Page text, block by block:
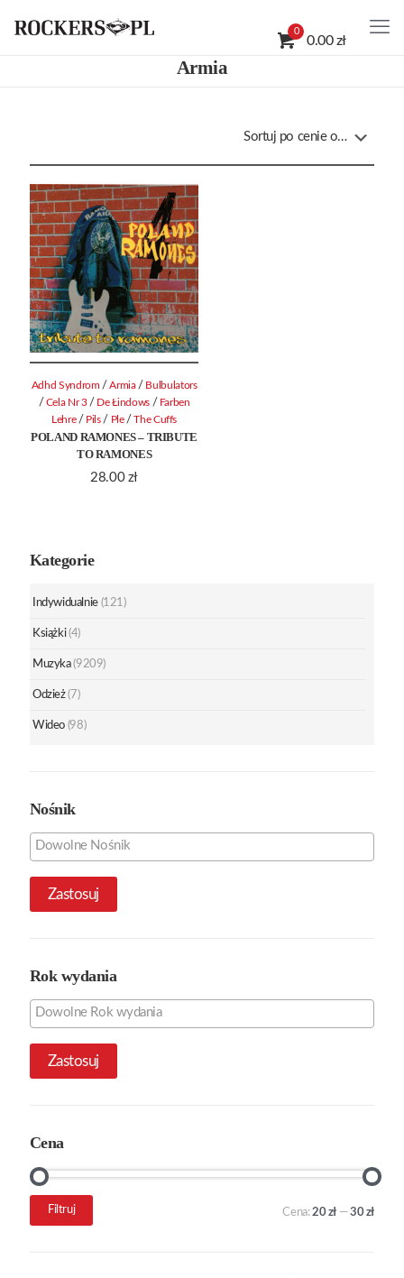
0
0.00 zł
Armia
POLAND RAMONES – TRIBUTE
TO RAMONES
28.00 zł
Adhd Syndrom /Armia / Bulbulators
/ Cela Nr 3 / De Łindows / Farben
Lehre / Pils / Ple /The Cuffs
Kategorie
Indywidualnie (121)
Książki (4)
Muzyka (9209)
Odzież (7)
Wideo (98)
Nośnik
Zastosuj
Rok wydania
Zastosuj
Cena
Cena
Cena
Filtruj Cena:20 zł —30 zł